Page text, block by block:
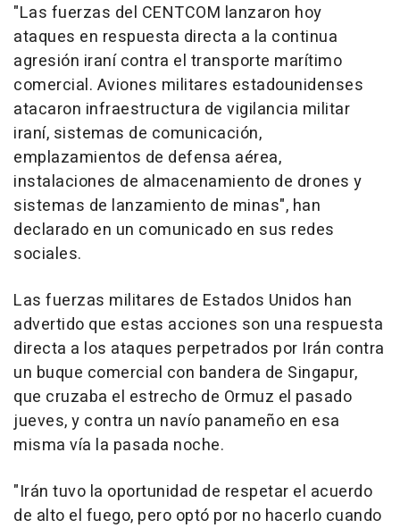
"Las fuerzas del CENTCOM lanzaron hoy
ataques en respuesta directa a la continua
agresión iraní contra el transporte marítimo
comercial. Aviones militares estadounidenses
atacaron infraestructura de vigilancia militar
iraní, sistemas de comunicación,
emplazamientos de defensa aérea,
instalaciones de almacenamiento de drones y
sistemas de lanzamiento de minas", han
declarado en un comunicado en sus redes
sociales.
Las fuerzas militares de Estados Unidos han
advertido que estas acciones son una respuesta
directa a los ataques perpetrados por Irán contra
un buque comercial con bandera de Singapur,
que cruzaba el estrecho de Ormuz el pasado
jueves, y contra un navío panameño en esa
misma vía la pasada noche.
"Irán tuvo la oportunidad de respetar el acuerdo
de alto el fuego, pero optó por no hacerlo cuando